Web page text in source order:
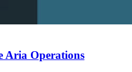
Aria Operations